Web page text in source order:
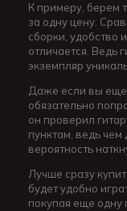
К примеру, берем
за одну цену.
сборки, удобство
отличается. Ведь
экземпляр
Даже если вы еще
обязательно
он проверил
пунктам, ведь
вероятность
Лучше сразу
будет удобно
покупая еще одну